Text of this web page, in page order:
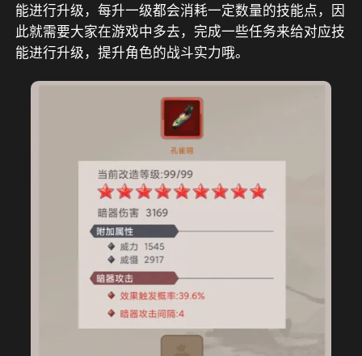
能进行升级，每升一级都会消耗一定数量的技能点，因
此就需要大家在游戏中多去，完成一些任务来给对应技
能进行升级，提升角色的战斗实力哦。